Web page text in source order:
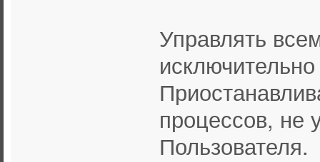
Управлять
процессов, не
Пользователя.